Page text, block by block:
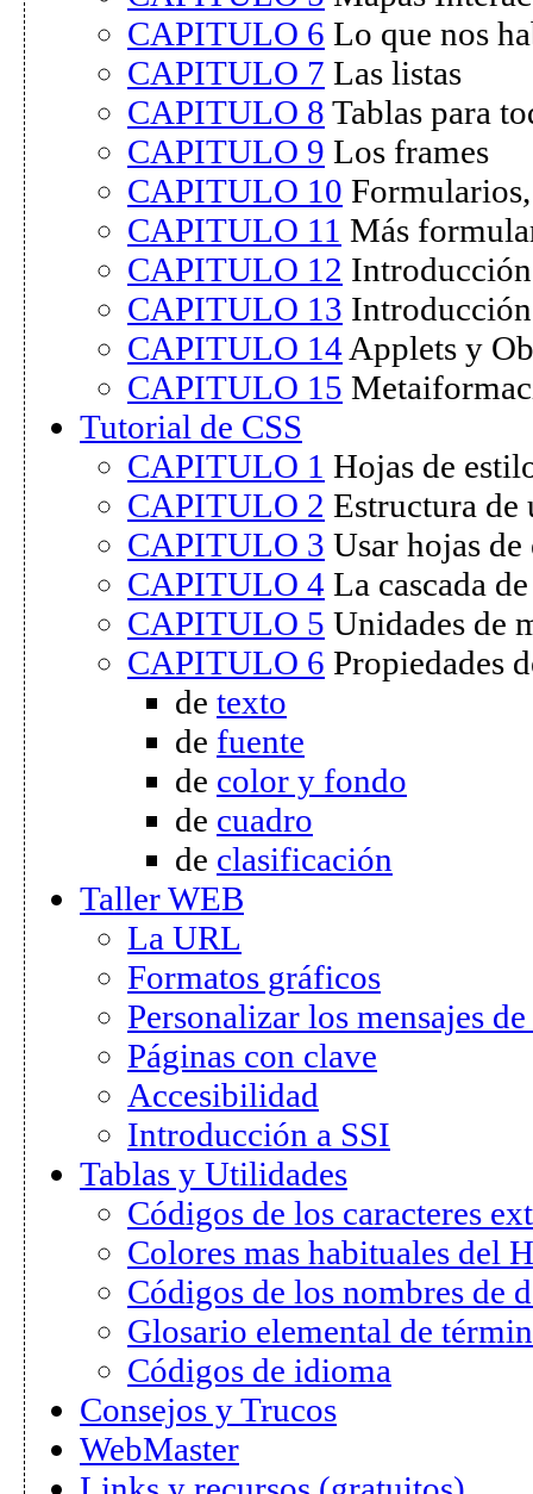
CAPITULO 6 Lo que nos
CAPITULO 7 Las listas
CAPITULO 8 Tablas para
CAPITULO 9 Los frames
CAPITULO 10
CAPITULO 11 Más
CAPITULO 12
CAPITULO 13
CAPITULO 14 Applets y
CAPITULO 15
Tutorial de CSS
CAPITULO 1 Hojas de
CAPITULO 2 Estructura de
CAPITULO 3 Usar hojas
CAPITULO 4 La cascada
CAPITULO 5 Unidades de
CAPITULO 6 Propiedades
de texto
de fuente
de color y fondo
de cuadro
de clasificación
Taller WEB
La URL
Formatos gráficos
Personalizar los mensajes
Páginas con clave
Accesibilidad
Introducción a SSI
Tablas y Utilidades
Códigos de los caracteres
Colores mas habituales del
Códigos de los nombres de
Glosario elemental de
Códigos de idioma
Consejos y Trucos
WebMaster